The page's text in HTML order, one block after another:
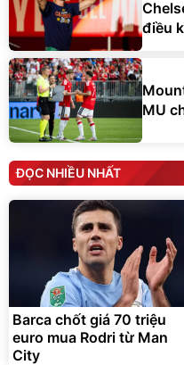
điều
MU
ĐỌC NHIỀU NHẤT
Barca chốt giá 70 triệu
euro mua Rodri từ Man
City